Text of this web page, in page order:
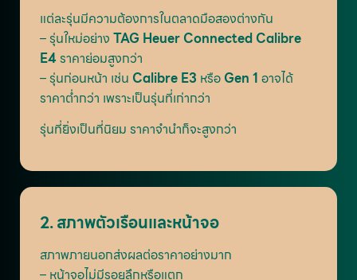
แต่ละรุ่นมีความต้องการในตลาดมือสองต่างกัน
– รุ่นใหม่อย่าง TAG Heuer Connected Calibre
E4 ราคาย่อมสูงกว่า
– รุ่นก่อนหน้า เช่น Calibre E3 หรือ Gen 1 อาจได้
ราคาต่ำกว่า เพราะเป็นรุ่นที่เก่ากว่า
รุ่นที่ยิ่งเป็นที่นิยม ราคาจำนำก็จะสูงกว่า
2. สภาพตัวเรือนและหน้าจอ
สภาพภายนอกส่งผลต่อราคาอย่างมาก
– หน้าจอไม่มีรอยลึกหรือแตก